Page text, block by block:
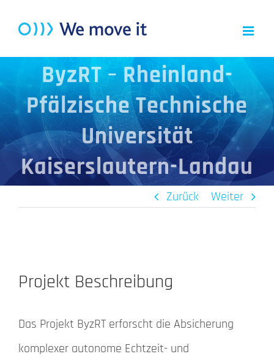
Inhalt
springenByzRT – Rheinland-
Pfälzische Technische
Universität
Kaiserslautern-Landau
Zurück Weiter
Projekt Beschreibung
Das Projekt ByzRT erforscht die Absicherung
komplexer autonome Echtzeit- und